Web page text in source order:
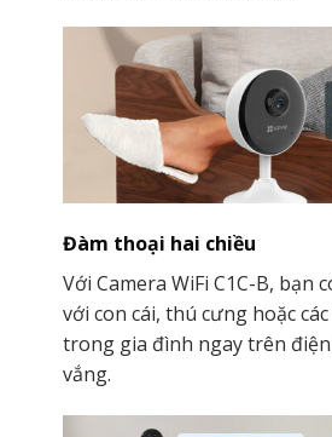
Đàm thoại hai chiều
Với Camera WiFi C1C-B, bạn
với con cái, thú cưng hoặc
trong gia đình ngay trên
vắng.